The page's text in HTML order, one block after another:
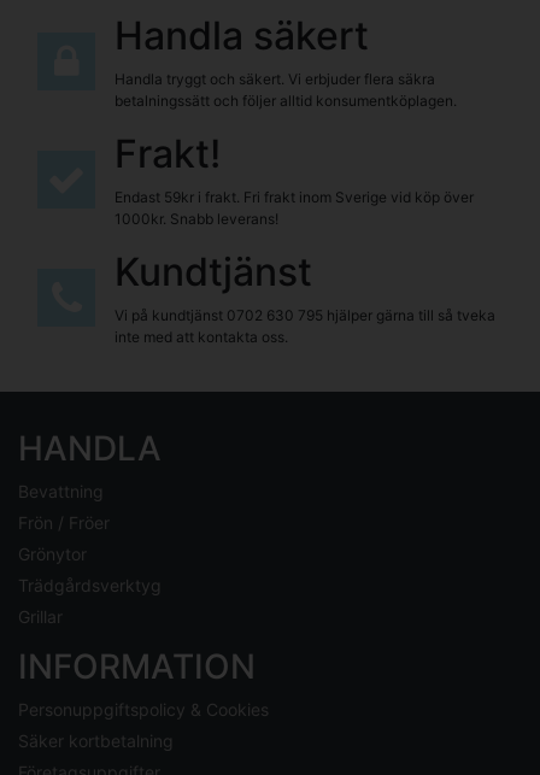
Handla säkert
Handla tryggt och säkert. Vi erbjuder flera säkra
betalningssätt och följer alltid konsumentköplagen.
Frakt!
Endast 59kr i frakt. Fri frakt inom Sverige vid köp över
1000kr. Snabb leverans!
Kundtjänst
Vi på kundtjänst 0702 630 795 hjälper gärna till så tveka
inte med att kontakta oss.
HANDLA
Bevattning
Frön / Fröer
Grönytor
Trädgårdsverktyg
Grillar
INFORMATION
Personuppgiftspolicy & Cookies
Säker kortbetalning